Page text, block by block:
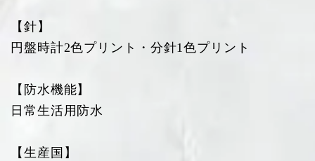
【針】
円盤時計2色プリント・分針1色プリント
【防水機能】
日常生活用防水
【生産国】